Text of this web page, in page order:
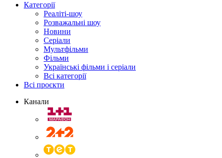
Категорії
Реаліті-шоу
Розважальні шоу
Новини
Серіали
Мультфільми
Фільми
Українські фільми і серіали
Всі категорії
Всі проєкти
Канали